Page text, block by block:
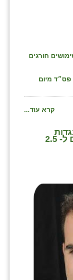
חורגים
אלמוני, פס״ד מיום
קרא עוד...
ואישרה את שטח חלקות המגורים ל- 2.5